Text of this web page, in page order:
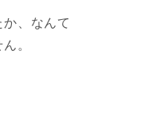
、なんて
。